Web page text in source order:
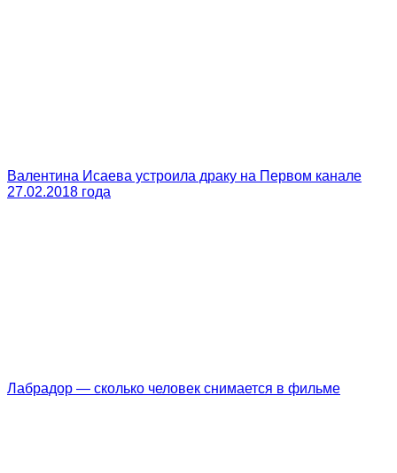
Валентина Исаева устроила драку на Первом канале
27.02.2018 года
Лабрадор — сколько человек снимается в фильме